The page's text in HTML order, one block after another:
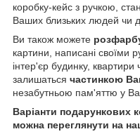
коробку-кейс з ручкою,
Ваших близьких людей чи
Ви також можете
картини, написані своїми
інтер'єр будинку,
залишаться частинкою
незабутньою пам'яттю у
Варіанти подарункових
можна переглянути на